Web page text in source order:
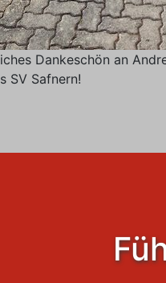
Dankeschön an
SV Safnern!